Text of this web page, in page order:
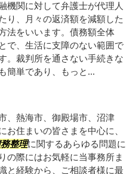
機関に対して弁護士が代理人
り、月々の返済額を減額した
法をいいます。債務額全体
で、生活に支障のない範囲で
。裁判所を通さない手続きな
簡単であり、もっと...
、熱海市、御殿場市、沼津
お住まいの皆さまを中心に、
整理に関するあらゆる問題に
の際にはお気軽に当事務所ま
と経験から、ご相談者様に最